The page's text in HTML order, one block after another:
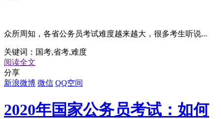
众所周知，各省公务员考试难度越来越大，很多考生听说...
关键词： 国考,省考,难度
阅读全文
分享
新浪微博 微信 QQ空间
2020年国家公务员考试：如何